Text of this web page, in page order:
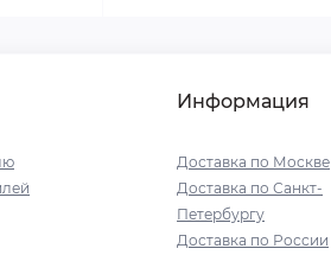
Информация
Доставка по Москве
Доставка по Санкт-
Петербургу
Доставка по России